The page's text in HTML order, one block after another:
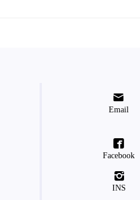

Email

Facebook

INS